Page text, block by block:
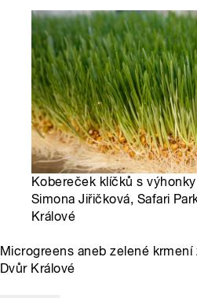
Kobereček klíčků s
Simona Jiřičková, Safari
Králové
Microgreens aneb zelené krmení
Dvůr Králové